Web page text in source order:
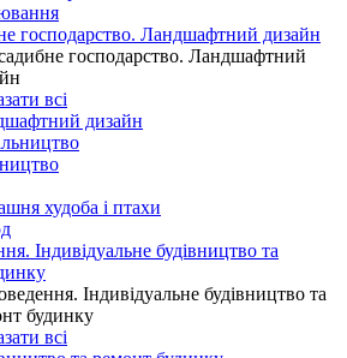
господарство. Ландшафтний дизайн
господарство. Ландшафтний
всі
дизайн
худоба і птахи
Індивідуальне будівництво та
Індивідуальне будівництво та
будинку
всі